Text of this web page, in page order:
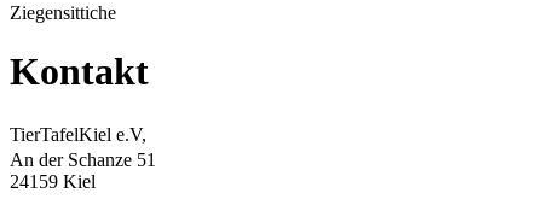
Ziegensittiche
Kontakt
TierTafelKiel e.V,
An der Schanze 51
24159 Kiel